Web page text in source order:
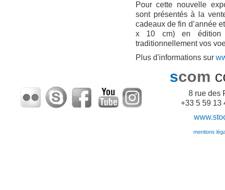
Pour cette nouvelle
sont présentés à la
cadeaux de fin d’année
x 10 cm) en édition
traditionnellement vos
Plus d'informations sur
scom
8 rue des
+33 5 59 13
mentions